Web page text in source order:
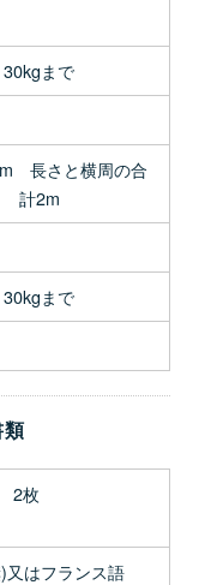
30kgまで
長さと横周の合
計2m
30kgまで
2枚
又はフランス語